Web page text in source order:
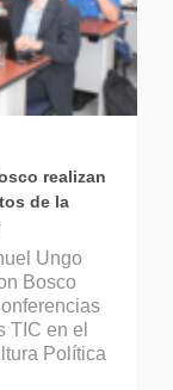
realizan
de la
Ungo
Bosco
TIC en el
Política